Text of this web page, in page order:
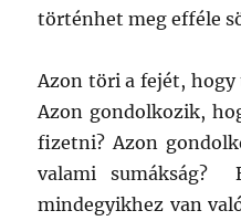
történhet meg efféle
Azon töri a fejét,
Azon gondolkozik,
fizetni? Azon
valami
mindegyikhez van